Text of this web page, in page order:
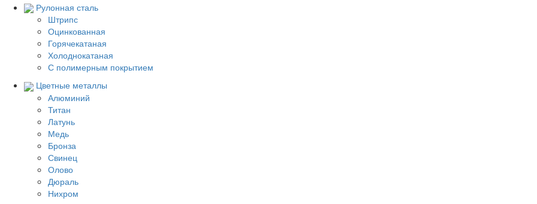
Рулонная сталь
Штрипс
Оцинкованная
Горячекатаная
Холоднокатаная
С полимерным покрытием
Цветные металлы
Алюминий
Титан
Латунь
Медь
Бронза
Свинец
Олово
Дюраль
Нихром